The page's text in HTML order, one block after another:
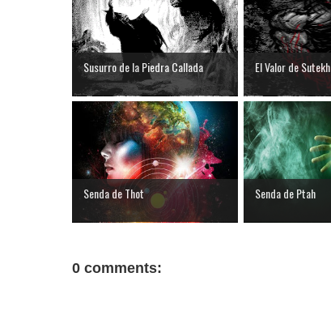
Susurro de la Piedra Callada El Valor de Sutekh
Senda de Thot Senda de Ptah
0 comments: